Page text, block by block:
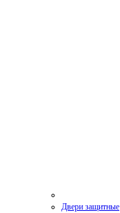
Двери защитные